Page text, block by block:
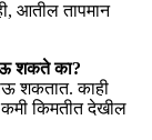
आतील तापमान
शकते का?
शकतात. काही
किमतीत देखील